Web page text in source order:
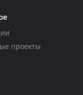
проекты